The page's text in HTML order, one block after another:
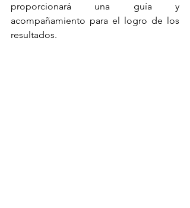
proporcionará una guía y
acompañamiento para el logro de los
resultados.